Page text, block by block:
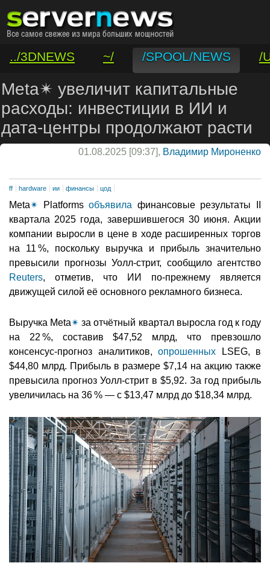
../3DNEWS ~/ /SPOOL/NEWS
/
/VAR/CONTACT
Meta✴ увеличит капитальные
расходы: инвестиции в ИИ и
дата-центры продолжают расти
01.08.2025 [09:37], Владимир Мироненко
ff hardware ии финансы цод
Meta✴ Platformsобъявила финансовые результаты II
квартала 2025 года, завершившегося 30 июня. Акции
компании выросли в цене в ходе расширенных торгов
на 11 %, поскольку выручка и прибыль значительно
превысили прогнозы Уолл-стрит, сообщило агентство
Reuters, отметив, что ИИ по-прежнему является
движущей силой её основного рекламного бизнеса.
Выручка Meta✴ за отчётный квартал выросла год к году
на 22 %, составив $47,52 млрд, что превзошло
консенсус-прогноз аналитиков, опрошенных LSEG, в
$44,80 млрд. Прибыль в размере $7,14 на акцию также
превысила прогноз Уолл-стрит в $5,92. За год прибыль
увеличилась на 36 % — с $13,47 млрд до $18,34 млрд.